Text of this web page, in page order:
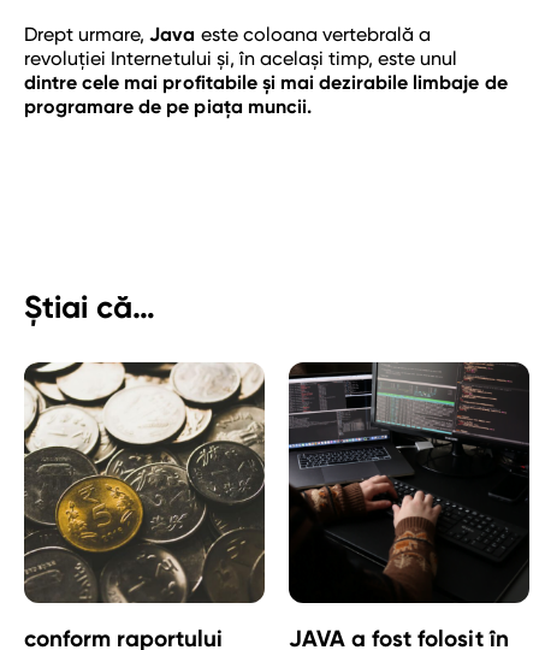
Drept urmare,Java este coloana vertebrală a
revoluției Internetului și, în același timp, este unul
dintre cele mai profitabile și mai dezirabile limbaje de
programare de pe piața muncii.
Știai că…
conform raportului
JAVA a fost folosit în